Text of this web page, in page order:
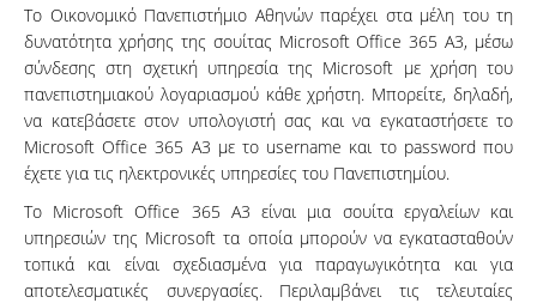
Το Οικονομικό Πανεπιστήμιο Αθηνών παρέχει στα μέλη του τη
δυνατότητα χρήσης της σουίτας Microsoft Office 365 A3, μέσω
σύνδεσης στη σχετική υπηρεσία της Microsoft με χρήση του
πανεπιστημιακού λογαριασμού κάθε χρήστη. Μπορείτε, δηλαδή,
να κατεβάσετε στον υπολογιστή σας και να εγκαταστήσετε το
Microsoft Office 365 A3 με το username και το password που
έχετε για τις ηλεκτρονικές υπηρεσίες του Πανεπιστημίου.
Το Microsoft Office 365 A3 είναι μια σουίτα εργαλείων και
υπηρεσιών της Microsoft τα οποία μπορούν να εγκατασταθούν
τοπικά και είναι σχεδιασμένα για παραγωγικότητα και για
αποτελεσματικές συνεργασίες. Περιλαμβάνει τις τελευταίες